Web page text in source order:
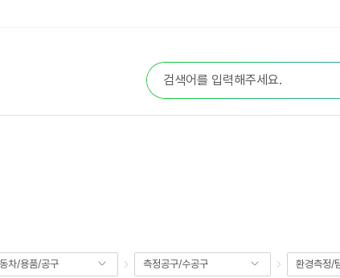
합
검
색
차/용품/공구 측정공구/수공구 환경측정/